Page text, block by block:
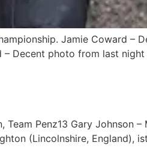
Jamie Coward –
Decent photo from last night
Penz13 Gary Johnson –
(Lincolnshire, England),